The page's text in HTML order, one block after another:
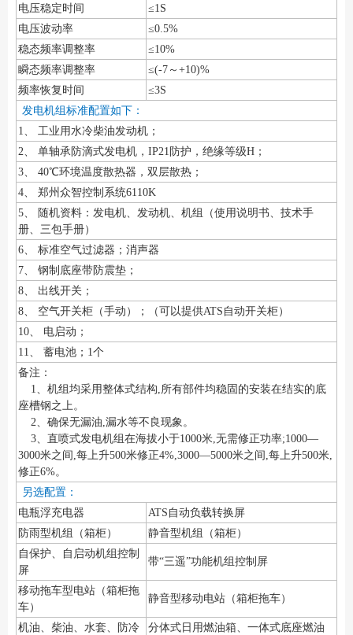
电压稳定时间
≤1S
电压波动率
≤0.5%
稳态频率调整率
≤10%
瞬态频率调整率
≤(-7～+10)%
频率恢复时间
≤3S
发电机组标准配置如下：
1、 工业用水冷柴油发动机；
2、 单轴承防滴式发电机，IP21防护，绝缘等级H；
3、 40℃环境温度散热器，双层散热；
4、 郑州众智控制系统6110K
5、 随机资料：发电机、发动机、机组（使用说明书、技术手
册、三包手册）
6、 标准空气过滤器；消声器
7、 钢制底座带防震垫；
8、 出线开关；
8、 空气开关柜（手动）；（可以提供ATS自动开关柜）
10、 电启动；
11、 蓄电池；1个
备注：
1、机组均采用整体式结构,所有部件均稳固的安装在结实的底
座槽钢之上。
2、确保无漏油,漏水等不良现象。
3、直喷式发电机组在海拔小于1000米,无需修正功率;1000—
3000米之间,每上升500米修正4%,3000—5000米之间,每上升500米,
修正6%。
另选配置：
电瓶浮充电器
ATS自动负载转换屏
防雨型机组（箱柜）
静音型机组（箱柜）
自保护、自启动机组控制
屏
带“三遥”功能机组控制屏
移动拖车型电站（箱柜拖
车）
静音型移动电站（箱柜拖车）
机油、柴油、水套、防冷
分体式日用燃油箱、一体式底座燃油